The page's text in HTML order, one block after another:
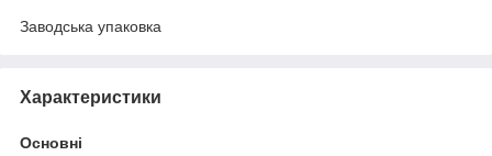
Заводська упаковка
Характеристики
Основні